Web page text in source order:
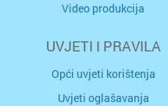
Video produkcija
UVJETI I PRAVILA
Opći uvjeti korištenja
Uvjeti oglašavanja